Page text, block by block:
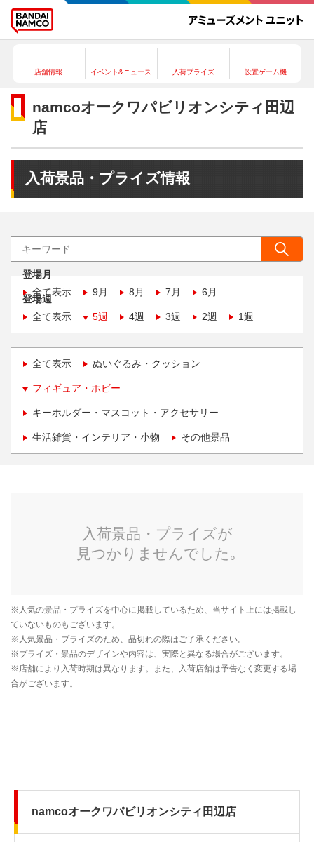
店舗情報 イベント&ニュース 入荷プライズ 設置ゲーム機
namcoオークワパビリオンシティ田辺
店
入荷景品・プライズ情報
登場月
全て表示
9月 8月 7月 6月
登場週
全て表示
5週 4週 3週 2週 1週
全て表示 ぬいぐるみ・クッション
フィギュア・ホビー
キーホルダー・マスコット・アクセサリー
生活雑貨・インテリア・小物 その他景品
namcoオークワパビリオンシティ田辺店